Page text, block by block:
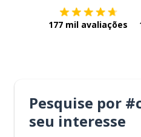
177 mil avaliações
Pesquise por
seu interesse